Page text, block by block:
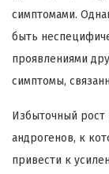
симптомами.
быть
проявлениями
симптомы,
Избыточный
андрогенов, к
привести к